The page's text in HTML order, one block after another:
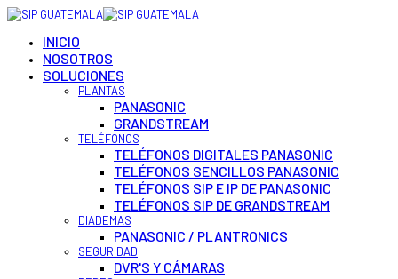
INICIO
NOSOTROS
SOLUCIONES
PLANTAS
PANASONIC
GRANDSTREAM
TELÉFONOS
TELÉFONOS DIGITALES PANASONIC
TELÉFONOS SENCILLOS PANASONIC
TELÉFONOS SIP E IP DE PANASONIC
TELÉFONOS SIP DE GRANDSTREAM
DIADEMAS
PANASONIC / PLANTRONICS
SEGURIDAD
DVR'S Y CÁMARAS